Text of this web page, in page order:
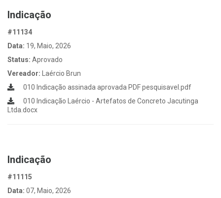
Indicação
#11134
Data: 19, Maio, 2026
Status: Aprovado
Vereador:
Laércio Brun
010 Indicação assinada aprovada PDF pesquisavel.pdf
010 Indicação Laércio - Artefatos de Concreto Jacutinga
Ltda.docx
Indicação
#11115
Data: 07, Maio, 2026